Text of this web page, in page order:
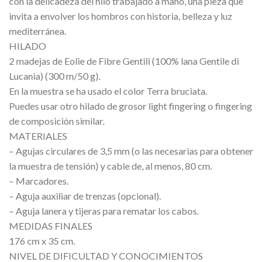
invita a envolver los hombros con historia, belleza y luz
mediterránea.
HILADO
2 madejas de Eolie de Fibre Gentili (100% lana Gentile di
Lucania) (300 m/50 g).
En la muestra se ha usado el color Terra bruciata.
Puedes usar otro hilado de grosor light fingering o fingering
de composición similar.
MATERIALES
– Agujas circulares de 3,5 mm (o las necesarias para obtener
la muestra de tensión) y cable de, al menos, 80 cm.
– Marcadores.
– Aguja auxiliar de trenzas (opcional).
– Aguja lanera y tijeras para rematar los cabos.
MEDIDAS FINALES
176 cm x 35 cm.
NIVEL DE DIFICULTAD Y CONOCIMIENTOS